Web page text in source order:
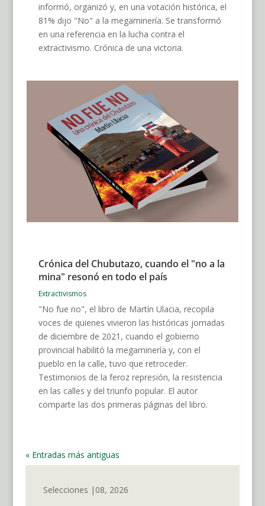
informó, organizó y, en una votación histórica, el
81% dijo "No" a la megaminería. Se transformó
en una referencia en la lucha contra el
extractivismo. Crónica de una victoria.
Crónica del Chubutazo, cuando el "no a la
mina" resonó en todo el país
Extractivismos
"No fue no", el libro de Martín Ulacia, recopila
voces de quienes vivieron las históricas jornadas
de diciembre de 2021, cuando el gobierno
provincial habilitó la megaminería y, con el
pueblo en la calle, tuvo que retroceder.
Testimonios de la feroz represión, la resistencia
en las calles y del triunfo popular. El autor
comparte las dos primeras páginas del libro.
« Entradas más antiguas
Selecciones |08, 2026